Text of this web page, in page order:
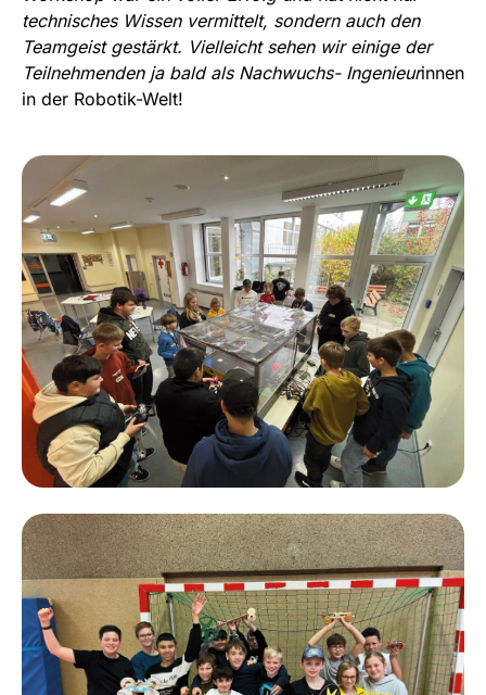
technisches Wissen vermittelt, sondern auch den
Teamgeist gestärkt. Vielleicht sehen wir einige der
Teilnehmenden ja bald als Nachwuchs- Ingenieurinnen
in der Robotik-Welt!